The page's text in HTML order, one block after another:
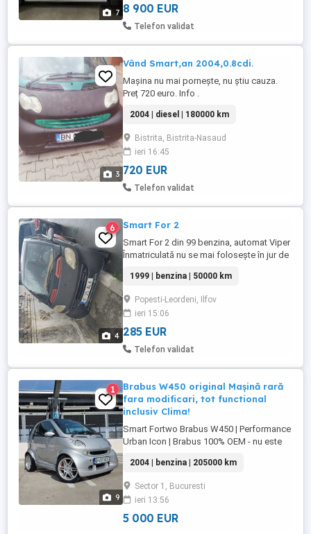
7
Michelin allseason 66000 ...
8 900 EUR
Telefon validat
3
Vând Smart,an 2004,0.8cdi.
Mașina nu mai pornește, nu știu cauza.
Preț 720 euro. Info .
2004 | diesel | 180000 km
Bistrita, Bistrita-Nasaud
ieri 16:45
720 EUR
Telefon validat
4
6 Smart For 2
Smart For 2 din 99 benzina, automat Viper
Înmatriculată nu se mai folosește în jur de
1999 | benzina | 50000 km
Popesti-Leordeni, Ilfov
ieri 15:06
285 EUR
Telefon validat
9
1
Brabus W450 original Mașină rară
fara modificari, tot functional
inclusiv Clima!
Smart Fortwo Brabus W450 | Performance
Urban Icon | Brabus 100% OEM - nu este
este 100% original, trecut in carte si talon
Brabus Un exemplar 100% original OEM,
fără modificări, fără compromisuri, exact
așa cum a părăsit linia de fabricație în
2004. Într-o piață ...
2004 | benzina | 205000 km
Sector 1, Bucuresti
ieri 13:56
5 000 EUR